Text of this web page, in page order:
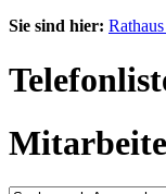
Sie sind hier: